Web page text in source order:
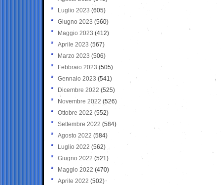
Luglio 2023 (605)
Giugno 2023 (560)
Maggio 2023 (412)
Aprile 2023 (567)
Marzo 2023 (506)
Febbraio 2023 (505)
Gennaio 2023 (541)
Dicembre 2022 (525)
Novembre 2022 (526)
Ottobre 2022 (552)
Settembre 2022 (584)
Agosto 2022 (584)
Luglio 2022 (562)
Giugno 2022 (521)
Maggio 2022 (470)
Aprile 2022 (502)